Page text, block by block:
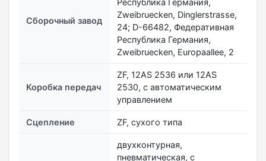
Сборочный завод
Республика Германия,
Zweibruecken, Dinglerstrasse,
24; D-66482, Федеративная
Республика Германия,
Zweibruecken, Europaallee, 2
Коробка передач
ZF, 12AS 2536 или 12AS
2530, с автоматическим
управлением
Сцепление ZF, сухого типа
двухконтурная,
пневматическая, с